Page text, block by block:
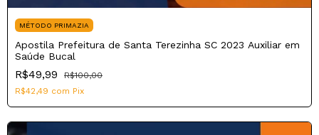
MÉTODO PRIMAZIA
Apostila Prefeitura de Santa Terezinha SC 2023 Auxiliar em
Saúde Bucal
R$49,99
R$100,00
R$42,49 com Pix